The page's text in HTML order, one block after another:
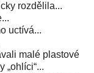
rozdělila...
uctívá...
malé plastové
„ohlíci“...